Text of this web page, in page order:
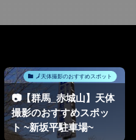
🗾天体撮影のおすすめスポット
📷【群馬_赤城山】天体
撮影のおすすめスポッ
ト ~新坂平駐車場~